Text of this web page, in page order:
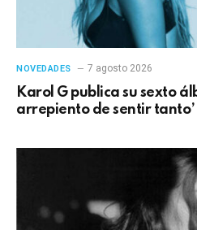
NOVEDADES 7 agosto 2026
Karol G publica su sexto
arrepiento de sentir tanto’